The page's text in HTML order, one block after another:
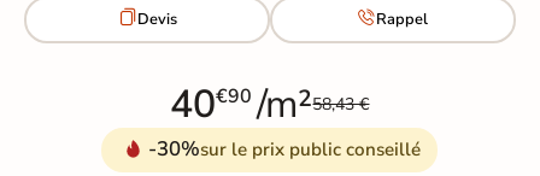
Devis Rappel
40€90 /m²58,43 €
-30%sur le prix public conseillé